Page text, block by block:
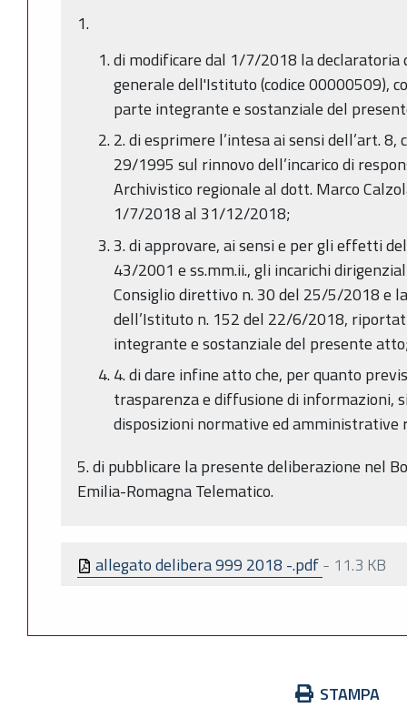
1.
di modificare dal 1/7/2018 la
generale dell'Istituto (codice 00000509),
parte integrante e sostanziale del
2. di esprimere l’intesa ai sensi dell’art.
29/1995 sul rinnovo dell’incarico di
Archivistico regionale al dott. Marco
1/7/2018 al 31/12/2018;
3. di approvare, ai sensi e per gli effetti
43/2001 e ss.mm.ii., gli incarichi
Consiglio direttivo n. 30 del 25/5/2018 e
dell’Istituto n. 152 del 22/6/2018,
integrante e sostanziale del presente
4. di dare infine atto che, per quanto
trasparenza e diffusione di informazioni,
disposizioni normative ed
5. di pubblicare la presente deliberazione nel
Emilia-Romagna Telematico.
allegato delibera 999 2018 -.pdf- 11.3 KB
STAMPA